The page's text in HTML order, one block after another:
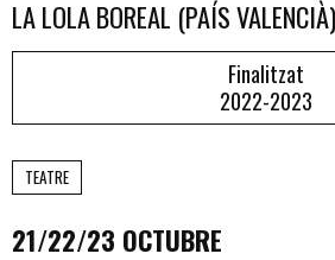
LA LOLA BOREAL (PAÍS VALENCIÀ)
Finalitzat
2022-2023
TEATRE
21/22/23 OCTUBRE